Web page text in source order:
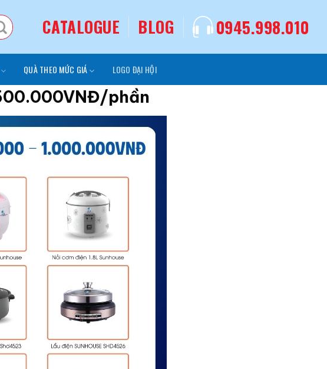
CATALOGUE BLOG 0945.998.010
QUÀ THEO MỨC GIÁ LOGO ĐẠI HỘI
phần